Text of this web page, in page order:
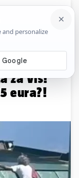
Komentari
za Vis!
eura?!